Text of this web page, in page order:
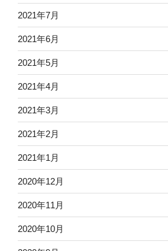
2021年7月
2021年6月
2021年5月
2021年4月
2021年3月
2021年2月
2021年1月
2020年12月
2020年11月
2020年10月